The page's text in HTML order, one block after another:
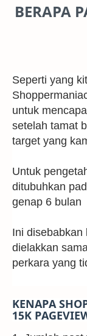
BERAPA
Seperti yang
untuk
setelah tamat
target yang
Untuk
ditubuhkan
genap 6 bulan
Ini disebabkan
dielakkan
perkara yang
KENAPA
15K